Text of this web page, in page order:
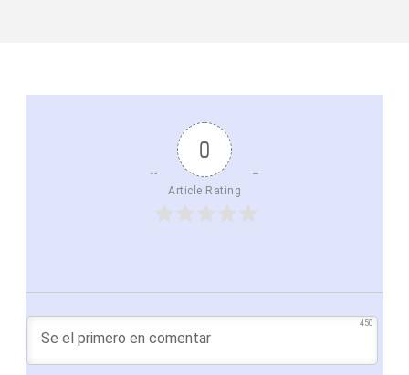
0
Article Rating
450